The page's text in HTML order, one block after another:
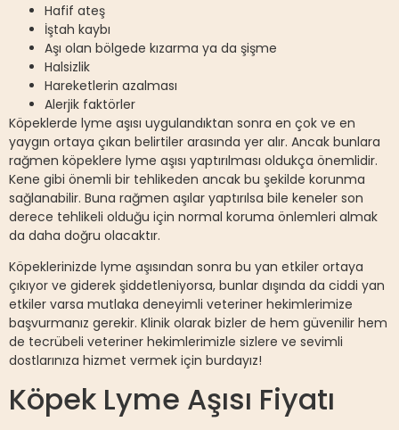
Hafif ateş
İştah kaybı
Aşı olan bölgede kızarma ya da şişme
Halsizlik
Hareketlerin azalması
Alerjik faktörler
Köpeklerde lyme aşısı uygulandıktan sonra en çok ve en
yaygın ortaya çıkan belirtiler arasında yer alır. Ancak bunlara
rağmen köpeklere lyme aşısı yaptırılması oldukça önemlidir.
Kene gibi önemli bir tehlikeden ancak bu şekilde korunma
sağlanabilir. Buna rağmen aşılar yaptırılsa bile keneler son
derece tehlikeli olduğu için normal koruma önlemleri almak
da daha doğru olacaktır.
Köpeklerinizde lyme aşısından sonra bu yan etkiler ortaya
çıkıyor ve giderek şiddetleniyorsa, bunlar dışında da ciddi yan
etkiler varsa mutlaka deneyimli veteriner hekimlerimize
başvurmanız gerekir. Klinik olarak bizler de hem güvenilir hem
de tecrübeli veteriner hekimlerimizle sizlere ve sevimli
dostlarınıza hizmet vermek için burdayız!
Köpek Lyme Aşısı Fiyatı